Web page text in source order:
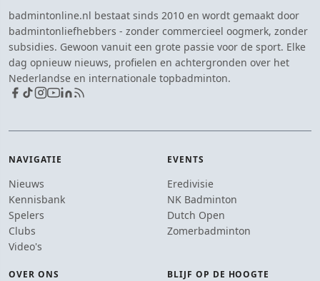
badmintonline.nl bestaat sinds 2010 en wordt gemaakt door
badmintonliefhebbers - zonder commercieel oogmerk, zonder
subsidies. Gewoon vanuit een grote passie voor de sport. Elke
dag opnieuw nieuws, profielen en achtergronden over het
Nederlandse en internationale topbadminton.
NAVIGATIE
Nieuws
Kennisbank
Spelers
Clubs
Video's
EVENTS
Eredivisie
NK Badminton
Dutch Open
Zomerbadminton
OVER ONS BLIJF OP DE HOOGTE